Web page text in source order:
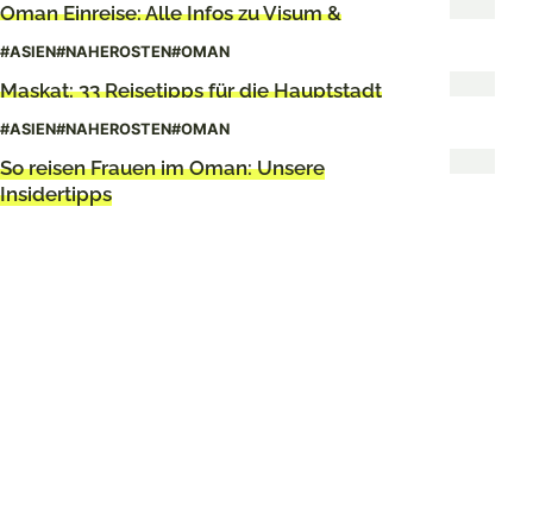
Oman Einreise: Alle Infos zu Visum &
Einreisebestimmungen
#ASIEN#NAHEROSTEN#OMAN
Maskat: 33 Reisetipps für die Hauptstadt
#ASIEN#NAHEROSTEN#OMAN
So reisen Frauen im Oman: Unsere
Insidertipps